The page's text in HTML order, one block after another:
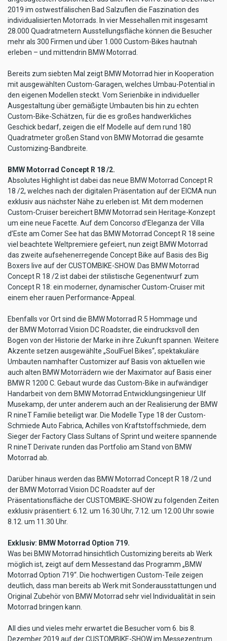
2019 im ostwestfälischen Bad Salzuflen die Faszination des
individualisierten Motorrads. In vier Messehallen mit insgesamt
28.000 Quadratmetern Ausstellungsfläche können die Besucher
mehr als 300 Firmen und über 1.000 Custom-Bikes hautnah
erleben – und mittendrin BMW Motorrad.
Bereits zum siebten Mal zeigt BMW Motorrad hier in Kooperation
mit ausgewählten Custom-Garagen, welches Umbau-Potential in
den eigenen Modellen steckt. Vom Serienbike in individueller
Ausgestaltung über gemäßigte Umbauten bis hin zu echten
Custom-Bike-Schätzen, für die es großes handwerkliches
Geschick bedarf, zeigen die elf Modelle auf dem rund 180
Quadratmeter großen Stand von BMW Motorrad die gesamte
Customizing-Bandbreite.
BMW Motorrad Concept R 18 /2.
Absolutes Highlight ist dabei das neue BMW Motorrad Concept R
18 /2, welches nach der digitalen Präsentation auf der EICMA nun
exklusiv aus nächster Nähe zu erleben ist. Mit dem modernen
Custom-Cruiser bereichert BMW Motorrad sein Heritage-Konzept
um eine neue Facette. Auf dem Concorso d’Eleganza der Villa
d’Este am Comer See hat das BMW Motorrad Concept R 18 seine
viel beachtete Weltpremiere gefeiert, nun zeigt BMW Motorrad
das zweite aufsehenerregende Concept Bike auf Basis des Big
Boxers live auf der CUSTOMBIKE-SHOW. Das BMW Motorrad
Concept R 18 /2 ist dabei der stilistische Gegenentwurf zum
Concept R 18: ein moderner, dynamischer Custom-Cruiser mit
einem eher rauen Performance-Appeal.
Ebenfalls vor Ort sind die BMW Motorrad R 5 Hommage und
der BMW Motorrad Vision DC Roadster, die eindrucksvoll den
Bogen von der Historie der Marke in ihre Zukunft spannen. Weitere
Akzente setzen ausgewählte „SoulFuel Bikes“, spektakuläre
Umbauten namhafter Customizer auf Basis von aktuellen wie
auch alten BMW Motorrädern wie der Maximator auf Basis einer
BMW R 1200 C. Gebaut wurde das Custom-Bike in aufwändiger
Handarbeit von dem BMW Motorrad Entwicklungsingenieur Ulf
Musekamp, der unter anderem auch an der Realisierung der BMW
R nineT Familie beteiligt war. Die Modelle Type 18 der Custom-
Schmiede Auto Fabrica, Achilles von Kraftstoffschmiede, dem
Sieger der Factory Class Sultans of Sprint und weitere spannende
R nineT Derivate runden das Portfolio am Stand von BMW
Motorrad ab.
Darüber hinaus werden das BMW Motorrad Concept R 18 /2 und
der BMW Motorrad Vision DC Roadster auf der
Präsentationsfläche der CUSTOMBIKE-SHOW zu folgenden Zeiten
exklusiv präsentiert: 6.12. um 16.30 Uhr, 7.12. um 12.00 Uhr sowie
8.12. um 11.30 Uhr.
Exklusiv: BMW Motorrad Option 719.
Was bei BMW Motorrad hinsichtlich Customizing bereits ab Werk
möglich ist, zeigt auf dem Messestand das Programm „BMW
Motorrad Option 719“. Die hochwertigen Custom-Teile zeigen
deutlich, dass man bereits ab Werk mit Sonderausstattungen und
Original Zubehör von BMW Motorrad sehr viel Individualität in sein
Motorrad bringen kann.
All dies und vieles mehr erwartet die Besucher vom 6. bis 8.
Dezember 2019 auf der CUSTOMBIKE-SHOW im Messezentrum